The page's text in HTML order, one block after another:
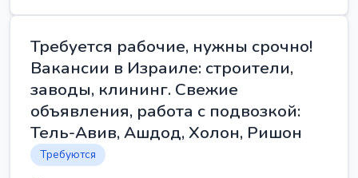
Требуется рабочие, нужны срочно!
Вакансии в Израиле: строители,
заводы, клининг. Свежие
объявления, работа с подвозкой:
Тель-Авив, Ашдод, Холон, Ришон
Требуются